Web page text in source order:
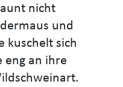
nicht
und
kuschelt sich
eng an ihre